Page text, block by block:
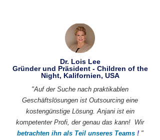
Dr. Lois Lee
Gründer und Präsident - Children of the
Night, Kalifornien, USA
"Auf der Suche nach praktikablen
Geschäftslösungen ist Outsourcing eine
kostengünstige Lösung. Anjani ist ein
kompetenter Profi, der genau das kann! Wir
betrachten ihn als Teil unseres Teams ! "